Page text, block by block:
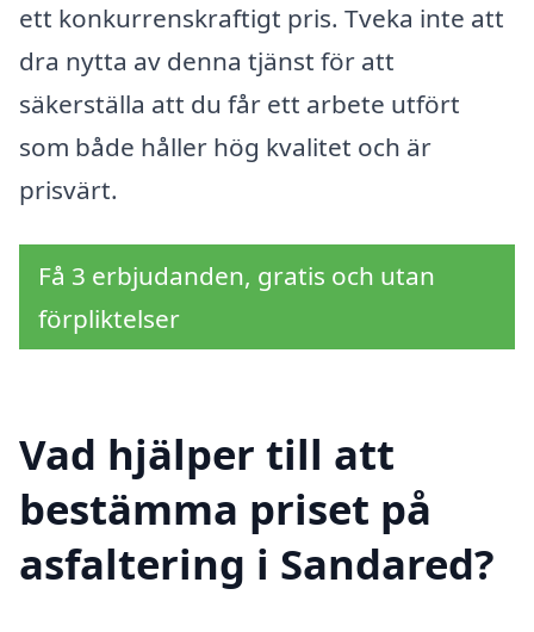
ett konkurrenskraftigt pris. Tveka inte att
dra nytta av denna tjänst för att
säkerställa att du får ett arbete utfört
som både håller hög kvalitet och är
prisvärt.
Få 3 erbjudanden, gratis och utan
förpliktelser
Vad hjälper till att
bestämma priset på
asfaltering i Sandared?